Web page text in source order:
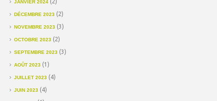
JANVIER 2024
DÉCEMBRE 2023 (2)
NOVEMBRE 2023 (3)
OCTOBRE 2023 (2)
SEPTEMBRE 2023 (3)
AOÛT 2023 (1)
JUILLET 2023 (4)
JUIN 2023 (4)